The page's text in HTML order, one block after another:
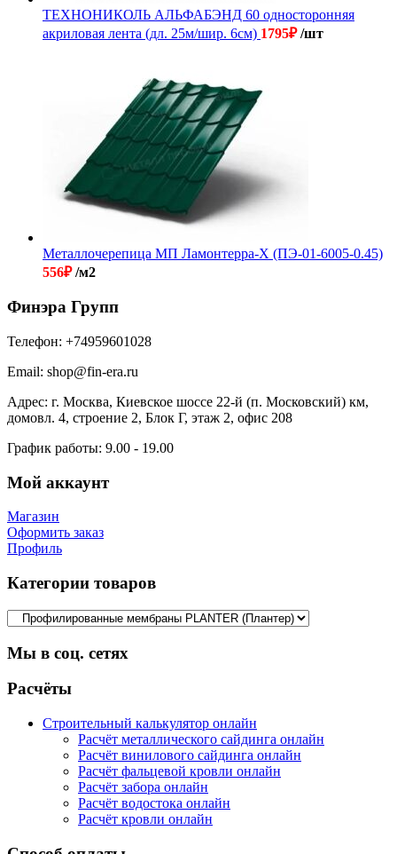
ТЕХНОНИКОЛЬ АЛЬФАБЭНД 60 односторонняя
акриловая лента (дл. 25м/шир. 6см) 1795₽/шт
Металлочерепица МП Ламонтерра-X (ПЭ-01-6005-0.45)
556₽/м2
Финэра Групп
Телефон: +74959601028
Email: shop@fin-era.ru
Адрес: г. Москва, Киевское шоссе 22-й (п. Московский) км,
домовл. 4, строение 2, Блок Г, этаж 2, офис 208
График работы: 9.00 - 19.00
Мой аккаунт
Магазин
Оформить заказ
Профиль
Категории товаров
Мы в соц. сетях
Facebook
Twitter
Google
Instagram
Расчёты
Строительный калькулятор онлайн
Расчёт металлического сайдинга онлайн
Расчёт винилового сайдинга онлайн
Расчёт фальцевой кровли онлайн
Расчёт забора онлайн
Расчёт водостока онлайн
Расчёт кровли онлайн